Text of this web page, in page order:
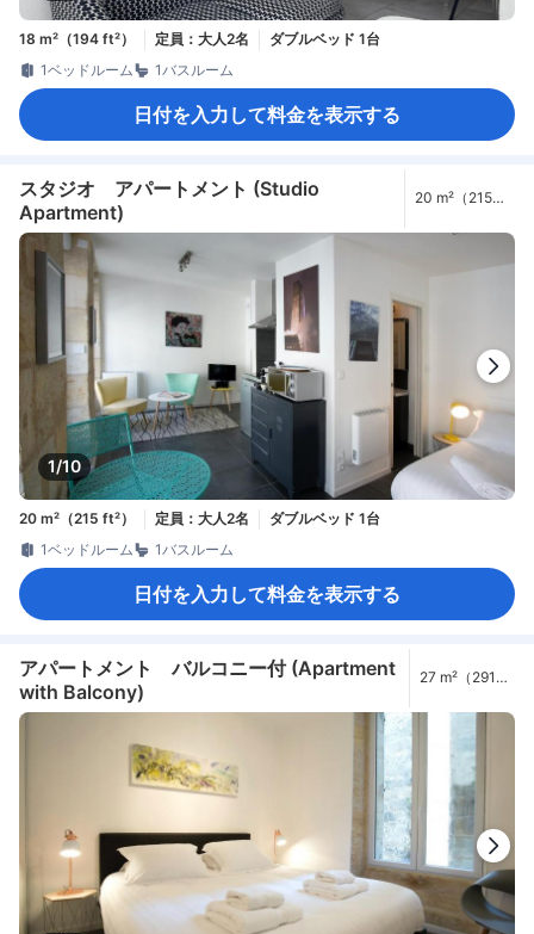
18 m²（194 ft²） 定員：大人2名
ダブルベッド 1台
1ベッドルーム
1バスルーム
日付を入力して料金を表示する
スタジオ アパートメント (Studio
Apartment)
20 m²（215
1/10
20 m²（215 ft²） 定員：大人2名
ダブルベッド 1台
1ベッドルーム
1バスルーム
日付を入力して料金を表示する
アパートメント バルコニー付 (Apartment
with Balcony)
27 m²（291